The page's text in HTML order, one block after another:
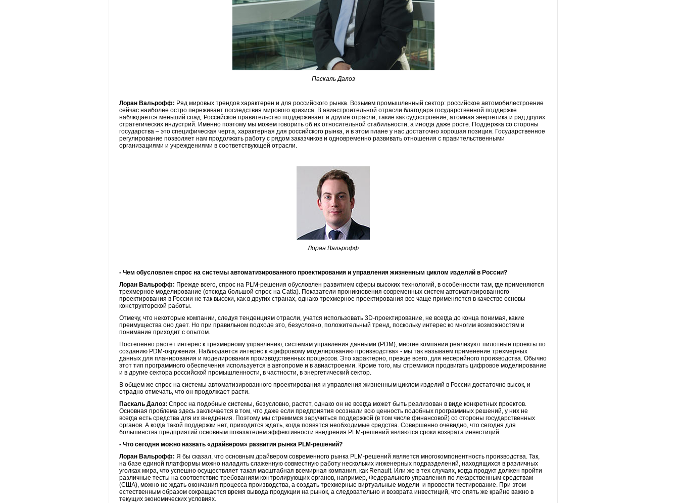
Паскаль Далоз
Лоран Вальрофф: Ряд мировых трендов характерен и для российского рынка. Возьмем промышленный сектор: российское автомобилестроение
сейчас наиболее остро переживает последствия мирового кризиса. В авиастроительной отрасли благодаря государственной поддержке
наблюдается меньший спад. Российское правительство поддерживает и другие отрасли, такие как судостроение, атомная энергетика и ряд других
стратегических индустрий. Именно поэтому мы можем говорить об их относительной стабильности, а иногда даже росте. Поддержка со стороны
государства – это специфическая черта, характерная для российского рынка, и в этом плане у нас достаточно хорошая позиция. Государственное
регулирование позволяет нам продолжать работу с рядом заказчиков и одновременно развивать отношения с правительственными
организациями и учреждениями в соответствующей отрасли.
Лоран Вальрофф
- Чем обусловлен спрос на системы автоматизированного проектирования и управления жизненным циклом изделий в России?
Лоран Вальрофф: Прежде всего, спрос на PLM-решения обусловлен развитием сферы высоких технологий, в особенности там, где применяются
трехмерное моделирование (отсюда большой спрос на Catia). Показатели проникновения современных систем автоматизированного
проектирования в России не так высоки, как в других странах, однако трехмерное проектирования все чаще применяется в качестве основы
конструкторской работы.
Отмечу, что некоторые компании, следуя тенденциям отрасли, учатся использовать 3D-проектирование, не всегда до конца понимая, какие
преимущества оно дает. Но при правильном подходе это, безусловно, положительный тренд, поскольку интерес ко многим возможностям и
понимание приходит с опытом.
Постепенно растет интерес к трехмерному управлению, системам управления данными (PDM), многие компании реализуют пилотные проекты по
созданию PDM-окружения. Наблюдается интерес к «цифровому моделированию производства» - мы так называем применение трехмерных
данных для планирования и моделирования производственных процессов. Это характерно, прежде всего, для несерийного производства. Обычно
этот тип программного обеспечения используется в автопроме и в авиастроении. Кроме того, мы стремимся продвигать цифровое моделирование
и в другие сектора российской промышленности, в частности, в энергетический сектор.
В общем же спрос на системы автоматизированного проектирования и управления жизненным циклом изделий в России достаточно высок, и
отрадно отмечать, что он продолжает расти.
Паскаль Далоз: Спрос на подобные системы, безусловно, растет, однако он не всегда может быть реализован в виде конкретных проектов.
Основная проблема здесь заключается в том, что даже если предприятия осознали всю ценность подобных программных решений, у них не
всегда есть средства для их внедрения. Поэтому мы стремимся заручиться поддержкой (в том числе финансовой) со стороны государственных
органов. А когда такой поддержки нет, приходится ждать, когда появятся необходимые средства. Совершенно очевидно, что сегодня для
большинства предприятий основным показателем эффективности внедрения PLM-решений являются сроки возврата инвестиций.
- Что сегодня можно назвать «драйвером» развития рынка PLM-решений?
Лоран Вальрофф: Я бы сказал, что основным драйвером современного рынка PLM-решений является многокомпонентность производства. Так,
на базе единой платформы можно наладить слаженную совместную работу нескольких инженерных подразделений, находящихся в различных
уголках мира, что успешно осуществляет такая масштабная всемирная компания, как Renault. Или же в тех случаях, когда продукт должен пройти
различные тесты на соответствие требованиям контролирующих органов, например, Федерального управления по лекарственным средствам
(США), можно не ждать окончания процесса производства, а создать трехмерные виртуальные модели и провести тестирование. При этом
естественным образом сокращается время вывода продукции на рынок, а следовательно и возврата инвестиций, что опять же крайне важно в
текущих экономических условиях.